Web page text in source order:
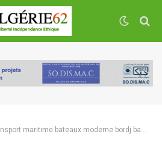
maritime bateaux moderne bordj badji mokhtar"